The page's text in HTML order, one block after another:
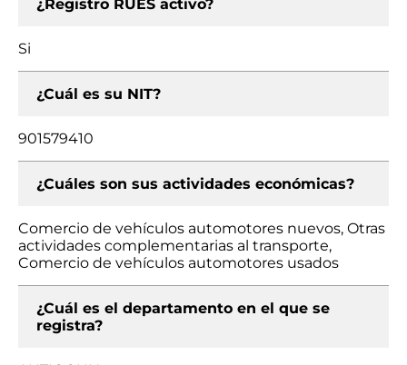
¿Registro RUES activo?
Si
¿Cuál es su NIT?
901579410
¿Cuáles son sus actividades económicas?
Comercio de vehículos automotores nuevos, Otras
actividades complementarias al transporte,
Comercio de vehículos automotores usados
¿Cuál es el departamento en el que se
registra?